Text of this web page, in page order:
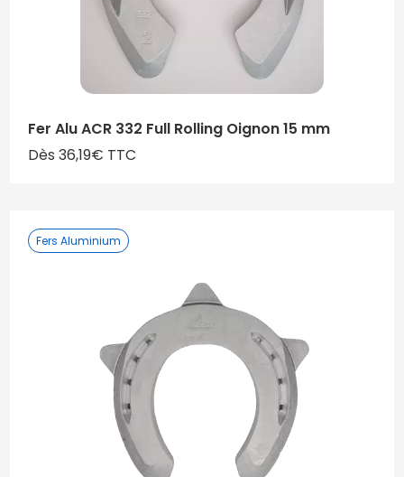
Fer Alu ACR 332 Full Rolling Oignon 15 mm
Dès 36,19€ TTC
Fers Aluminium